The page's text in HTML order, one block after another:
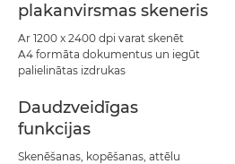
plakanvirsmas skeneris
Ar 1200 x 2400 dpi varat skenēt
A4 formāta dokumentus un iegūt
palielinātas izdrukas
Daudzveidīgas
funkcijas
Skenēšanas, kopēšanas, attēlu